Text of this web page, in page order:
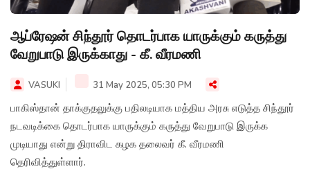
ஆப்ரேஷன் சிந்தூர் தொடர்பாக யாருக்கும் கருத்து
வேறுபாடு இருக்காது - கீ. வீரமணி
VASUKI 31 May 2025, 05:30 PM
பாகிஸ்தான் தாக்குதலுக்கு பதிலடியாக மத்திய அரசு எடுத்த சிந்தூர்
நடவடிக்கை தொடர்பாக யாருக்கும் கருத்து வேறுபாடு இருக்க
முடியாது என்று திராவிட கழக தலைவர் கீ. வீரமணி
தெரிவித்துள்ளார்.